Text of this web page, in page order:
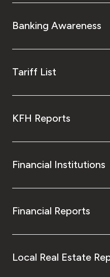
Banking Awareness
Tariff List
KFH Reports
Financial Institutions
Financial Reports
Local Real Estate